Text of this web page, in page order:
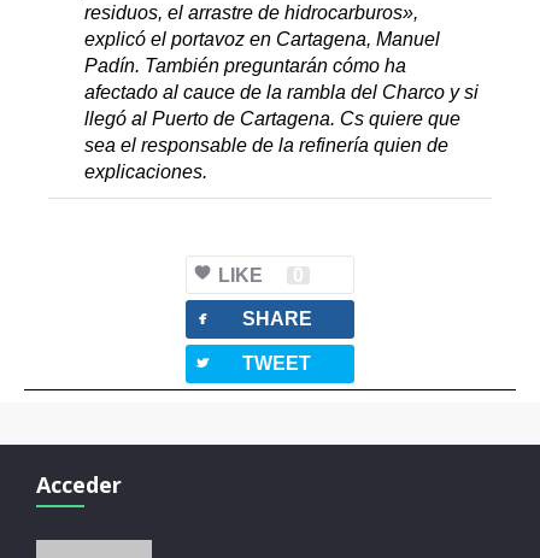
residuos, el arrastre de hidrocarburos»,
explicó el portavoz en Cartagena, Manuel
Padín. También preguntarán cómo ha
afectado al cauce de la rambla del Charco y si
llegó al Puerto de Cartagena. Cs quiere que
sea el responsable de la refinería quien de
explicaciones.
LIKE 0
facebook SHARE
twitterbird TWEET
Acceder